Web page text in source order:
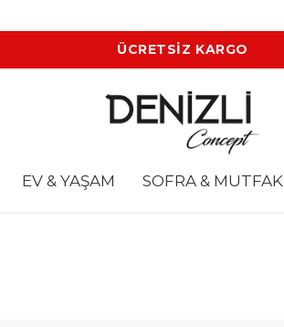
ÜCRETSİZ KARGO
EV & YAŞAM SOFRA & MUTFAK